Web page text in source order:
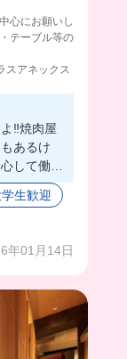
心にお願いし
テーブル等の
スアネックス
‼️焼肉屋
あるけ
して働け
一通り食
学生歓迎
年01月14日